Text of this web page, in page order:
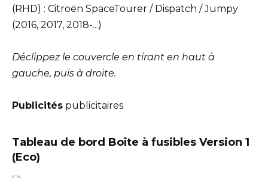
Déclippez le couvercle en tirant en haut à
gauche, puis à droite.
Publicités publicitaires
Tableau de bord Boîte à fusibles Version 1
(Eco)